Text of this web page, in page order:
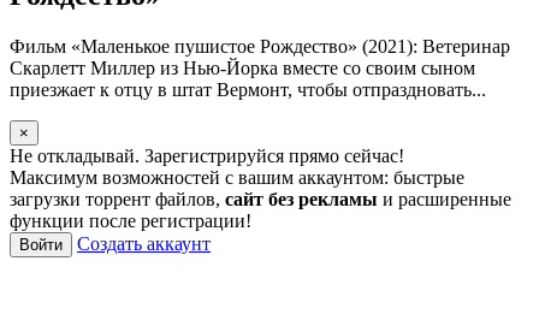
Фильм «Маленькое пушистое Рождество» (2021): Ветеринар
Скарлетт Миллер из Нью-Йорка вместе со своим сыном
приезжает к отцу в штат Вермонт, чтобы отпраздновать...
×
Не откладывай. Зарегистрируйся прямо сейчас!
Максимум возможностей с вашим аккаунтом: быстрые
загрузки торрент файлов, сайт без рекламы и расширенные
функции после регистрации!
Войти Создать аккаунт